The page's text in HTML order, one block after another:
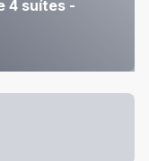
4 suítes -